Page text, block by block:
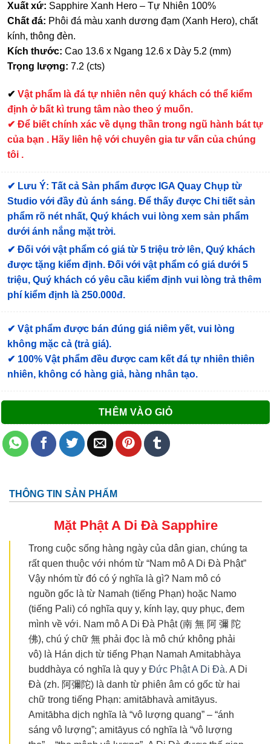
Xuất xứ: Sapphire Xanh Hero – Tự Nhiên 100%
Chất đá: Phôi đá màu xanh dương đạm (Xanh Hero), chất
kính, thông đèn.
Kích thước: Cao 13.6 x Ngang 12.6 x Dày 5.2 (mm)
Trọng lượng: 7.2 (cts)
✔ Vật phẩm là đá tự nhiên nên quý khách có thể kiểm
định ở bất kì trung tâm nào theo ý muốn.
✔ Để biết chính xác về dụng thần trong ngũ hành bát tự
của bạn . Hãy liên hệ với chuyên gia tư vấn của chúng
tôi .
✔ Lưu Ý: Tất cả Sản phẩm được IGA Quay Chụp từ
Studio với đầy đủ ánh sáng. Để thấy được Chi tiết sản
phẩm rõ nét nhất, Quý khách vui lòng xem sản phẩm
dưới ánh nắng mặt trời.
✔ Đối với vật phẩm có giá từ 5 triệu trở lên, Quý khách
được tặng kiểm định. Đối với vật phẩm có giá dưới 5
triệu, Quý khách có yêu cầu kiểm định vui lòng trả thêm
phí kiểm định là 250.000đ.
✔ Vật phẩm được bán đúng giá niêm yết, vui lòng
không mặc cả (trả giá).
✔ 100% Vật phẩm đều được cam kết đá tự nhiên thiên
nhiên, không có hàng giả, hàng nhân tạo.
THÊM VÀO GIỎ
THÔNG TIN SẢN PHẨM
Mặt Phật A Di Đà Sapphire
Trong cuộc sống hàng ngày của dân gian, chúng ta
rất quen thuộc với nhóm từ “Nam mô A Di Đà Phật”
Vậy nhóm từ đó có ý nghĩa là gì? Nam mô có
nguồn gốc là từ Namah (tiếng Phạn) hoặc Namo
(tiếng Pali) có nghĩa quy y, kính lạy, quy phục, đem
mình về với. Nam mô A Di Đà Phật (南 無 阿 彌 陀
佛), chú ý chữ 無 phải đọc là mô chứ không phải
vô) là Hán dịch từ tiếng Phạn Namah Amitabhàya
buddhàya có nghĩa là quy y Đức Phật A Di Đà. A Di
Đà (zh. 阿彌陀) là danh từ phiên âm có gốc từ hai
chữ trong tiếng Phạn: amitābhavà amitāyus.
Amitābha dịch nghĩa là “vô lượng quang” – “ánh
sáng vô lượng”; amitāyus có nghĩa là “vô lượng